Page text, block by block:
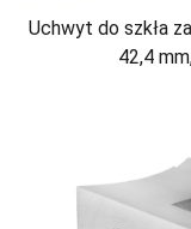
Uchwyt do szkła
42,4